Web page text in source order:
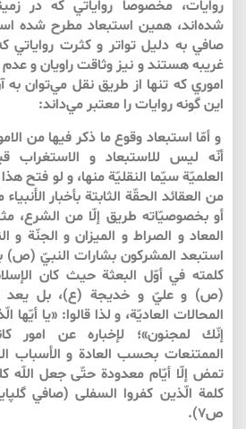
روايات، مخصوصا رواياتي كه در
شده‌اند، همين استبعاد مطرح شده
صافي به دليل تواتر و كثرت رواياتي
غريبه هستند و نيز وثاقت راويان و عدم
اموري كه تنها از طريق نقل مي‌‌توان
اين گونه روايات را معتبر مي‌‌داند:
و أمّا استبعاد وقوع ما ذكر فيها من
أنّه ليس للاستبعاد و الاستغراب
العلميّة سيّما النقليّة منها، و لو فتح
من العقائد الحقّة الثابتة بأخبار
أو بخصوصيّاته طريق إلّا من الشرع،
المعاد و الصراط و الميزان و الجنّة و
استبعد المشركون بشارات النبيّ (ص)
كلمته في أوّل البعثة حيث كان
(ص) و عليّ و خديجة (ع)، بل يعد
المحالات العاديّة، و لذا قالوا: «يا أيّها
إنّك لمجنون»؛ لإخباره عن امور
الممتنعات بحسب العادة و الأسباب
تمض إلّا أيّام معدودة حتّى جعل اللّه
ص۷).